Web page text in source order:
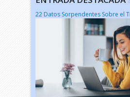
22 Datos Sorpendentes Sobre el